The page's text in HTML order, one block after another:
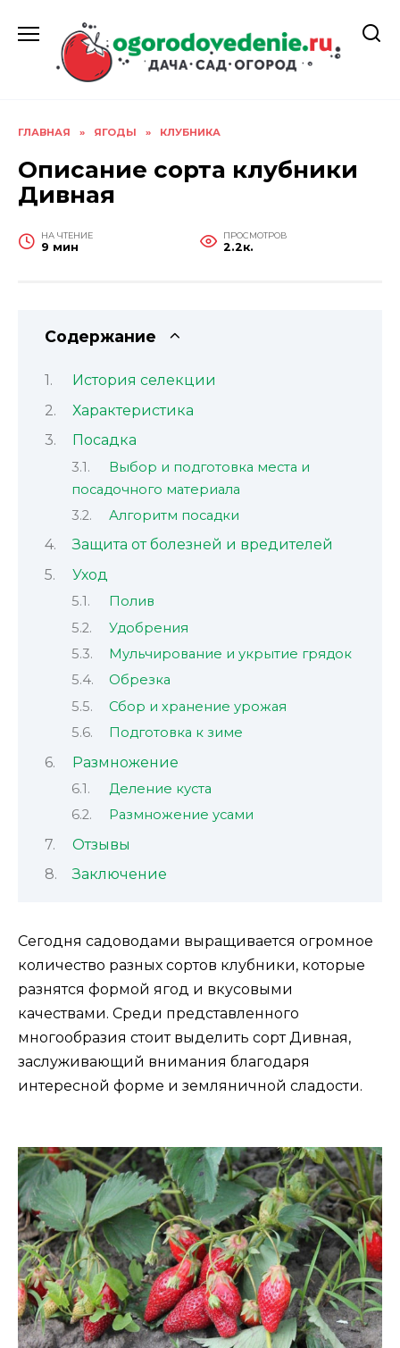
содержанию
ГЛАВНАЯ » ЯГОДЫ » КЛУБНИКА
Описание сорта клубники
Дивная
НА ЧТЕНИЕ
9 мин
ПРОСМОТРОВ
2.2к.
Содержание
История селекции
Характеристика
Посадка
Выбор и подготовка места и
посадочного материала
Алгоритм посадки
Защита от болезней и вредителей
Уход
Полив
Удобрения
Мульчирование и укрытие грядок
Обрезка
Сбор и хранение урожая
Подготовка к зиме
Размножение
Деление куста
Размножение усами
Отзывы
Заключение
Сегодня садоводами выращивается огромное
количество разных сортов клубники, которые
разнятся формой ягод и вкусовыми
качествами. Среди представленного
многообразия стоит выделить сорт Дивная,
заслуживающий внимания благодаря
интересной форме и земляничной сладости.